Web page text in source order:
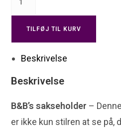
TILFØJ TIL KURV
Beskrivelse
Beskrivelse
B&B’s sakseholder –
er ikke kun stilren at se på,